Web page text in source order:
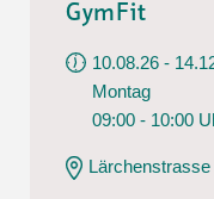
GymFit
10.08.26 -
Montag
09:00 - 10:00